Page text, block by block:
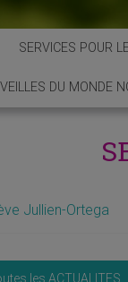
SERVICES POUR
DU MONDE
Jullien-Ortega